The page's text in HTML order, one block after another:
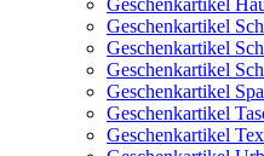
Geschenkartikel
Geschenkartikel
Geschenkartikel
Geschenkartikel
Geschenkartikel
Geschenkartikel
Geschenkartikel